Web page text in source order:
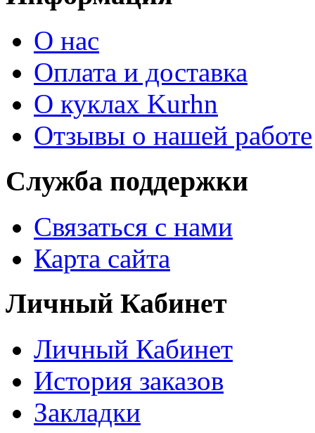
О нас
Оплата и доставка
О куклах Kurhn
Отзывы о нашей работе
Служба поддержки
Связаться с нами
Карта сайта
Личный Кабинет
Личный Кабинет
История заказов
Закладки